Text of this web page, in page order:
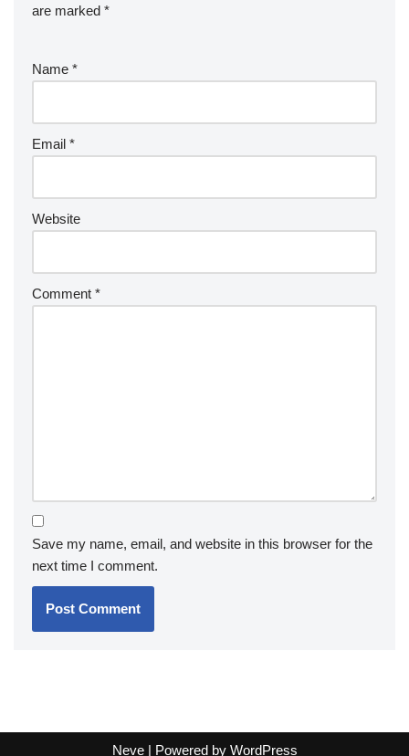
are marked *
Name *
Email *
Website
Comment *
Save my name, email, and website in this browser for the
next time I comment.
Neve| Powered by WordPress